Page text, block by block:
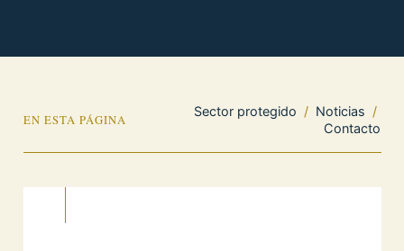
EN ESTA PÁGINA
Sector protegido / Noticias /
Contacto